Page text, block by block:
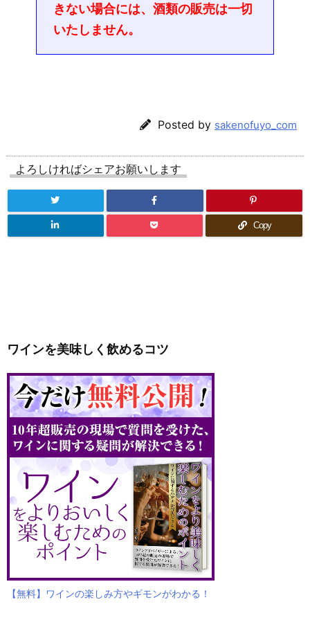
きない場合には、酒類の販売は一切
いたしません。
Posted by sakenofuyo_com
よろしければシェアお願いします
Copy
ワインを美味しく飲めるコツ
【無料】ワインの楽しみ方やギモンがわかる！